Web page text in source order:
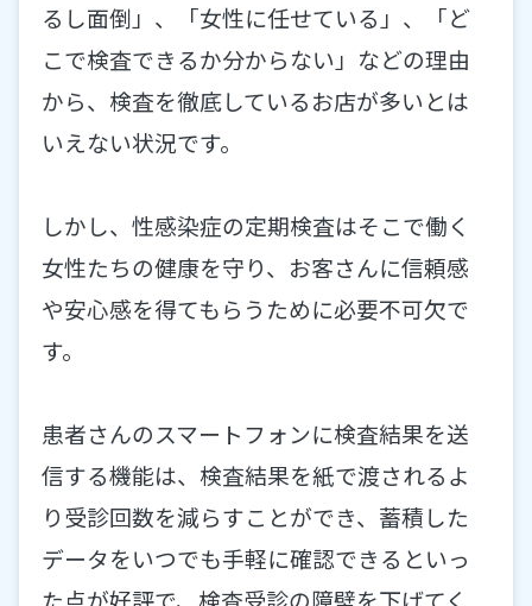
るし面倒」、「女性に任せている」、「ど
こで検査できるか分からない」などの理由
から、検査を徹底しているお店が多いとは
いえない状況です。
しかし、性感染症の定期検査はそこで働く
女性たちの健康を守り、お客さんに信頼感
や安心感を得てもらうために必要不可欠で
す。
患者さんのスマートフォンに検査結果を送
信する機能は、検査結果を紙で渡されるよ
り受診回数を減らすことができ、蓄積した
データをいつでも手軽に確認できるといっ